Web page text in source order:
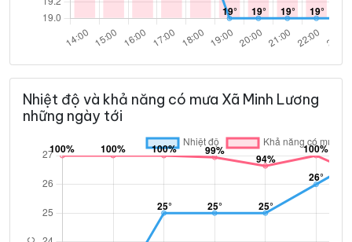
Nhiệt độ và khả năng có mưa Xã Minh Lương
những ngày tới